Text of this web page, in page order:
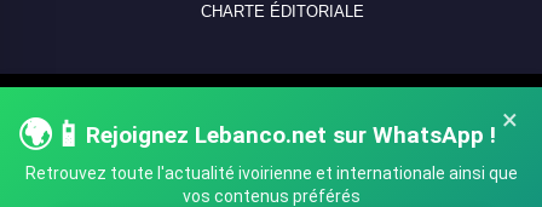
×
🌍📱 Rejoignez Lebanco.net sur WhatsApp !
Retrouvez toute l'actualité ivoirienne et internationale ainsi que
vos contenus préférés
CHARTE ÉDITORIALE
réservés - All rights reserved.